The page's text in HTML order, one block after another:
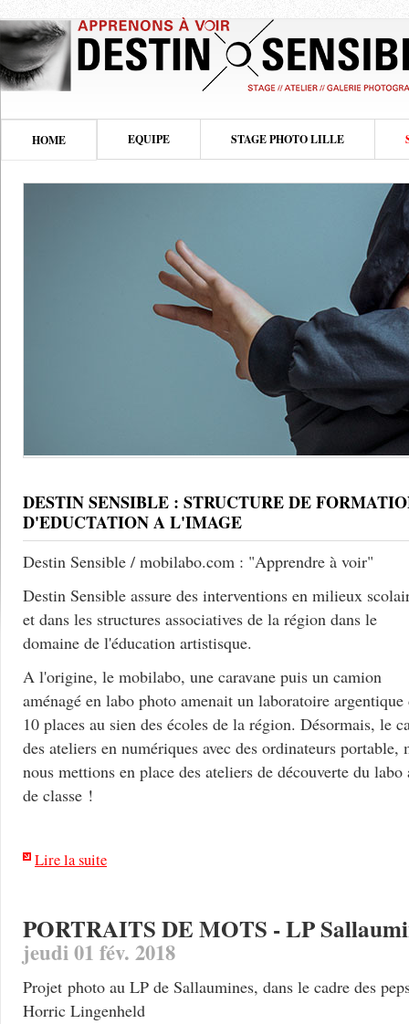
HOME EQUIPE STAGE PHOTO LILLE
DESTIN SENSIBLE : STRUCTURE DE
D'EDUCTATION A L'IMAGE
Destin Sensible / mobilabo.com : "Apprendre à voir"
Destin Sensible assure des interventions en milieux
et dans les structures associatives de la région dans le
domaine de l'éducation artistisque.
A l'origine, le mobilabo, une caravane puis un camion
aménagé en labo photo amenait un laboratoire argentique
10 places au sien des écoles de la région. Désormais, le
des ateliers en numériques avec des ordinateurs
nous mettions en place des ateliers de découverte du labo
de classe !
Lire la suite
PORTRAITS DE MOTS - LP
jeudi 01 fév. 2018
Projet photo au LP de Sallaumines, dans le cadre des
Horric Lingenheld